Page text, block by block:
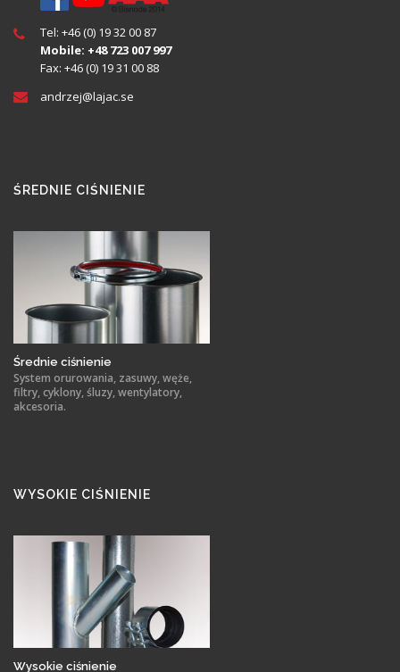
Tel: +46 (0) 19 32 00 87
Mobile: +48 723 007 997
Fax: +46 (0) 19 31 00 88
andrzej@lajac.se
ŚREDNIE CIŚNIENIE
Średnie ciśnienie
System orurowania, zasuwy, węże,
filtry, cyklony, śluzy, wentylatory,
akcesoria.
WYSOKIE CIŚNIENIE
Wysokie ciśnienie